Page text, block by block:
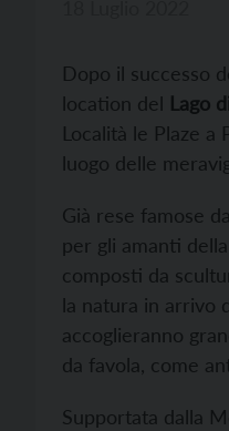
Dopo il successo
location del Lago
Località le Plaze a
luogo delle
Già rese famose
per gli amanti
composti da
la natura in arrivo
accoglieranno
da favola, come
Supportata dalla